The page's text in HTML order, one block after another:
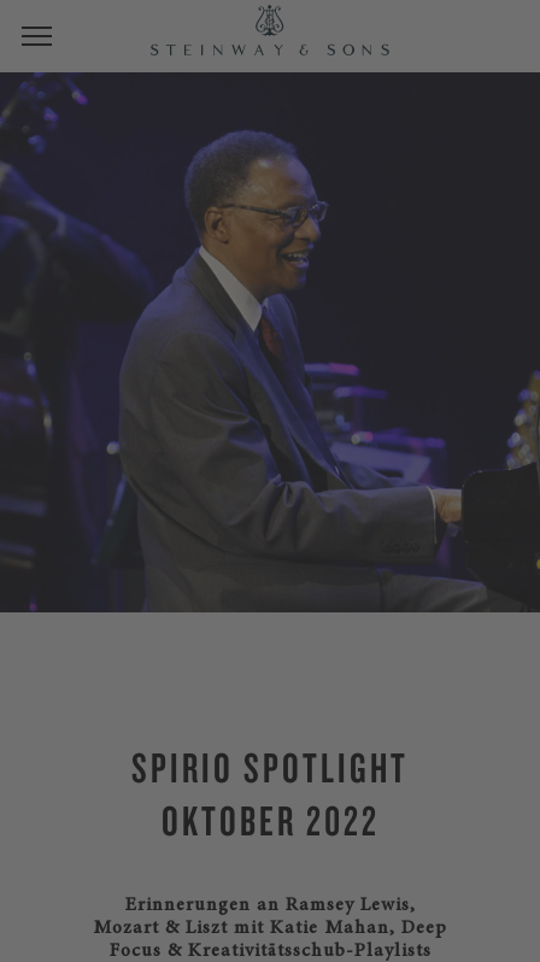
SPIRIO SPOTLIGHT
OKTOBER 2022
Erinnerungen an Ramsey Lewis,
Mozart & Liszt mit Katie Mahan, Deep
Focus & Kreativitätsschub-Playlists